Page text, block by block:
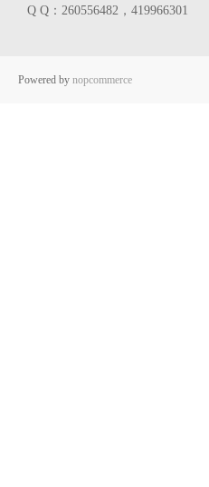
Q Q：260556482，419966301
Powered by nopcommerce